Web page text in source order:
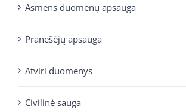
Asmens duomenų apsauga
Pranešėjų apsauga
Atviri duomenys
Civilinė sauga